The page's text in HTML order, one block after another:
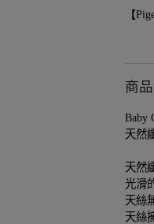
【
商
Baby
天然
天然
光滑
天絲
天絲